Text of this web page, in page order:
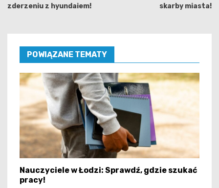
zderzeniu z hyundaiem!
skarby miasta!
POWIĄZANE TEMATY
Nauczyciele w Łodzi: Sprawdź, gdzie szukać
pracy!